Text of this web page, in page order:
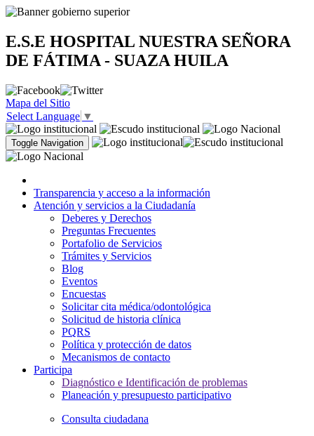
E.S.E HOSPITAL NUESTRA SEÑORA
DE FÁTIMA - SUAZA HUILA
Mapa del Sitio
Select Language ▼
Toggle Navigation
Transparencia y acceso a la información
Atención y servicios a la Ciudadanía
Deberes y Derechos
Preguntas Frecuentes
Portafolio de Servicios
Trámites y Servicios
Blog
Eventos
Encuestas
Solicitar cita médica/odontológica
Solicitud de historia clínica
PQRS
Política y protección de datos
Mecanismos de contacto
Participa
Diagnóstico e Identificación de problemas
Planeación y presupuesto participativo
Consulta ciudadana